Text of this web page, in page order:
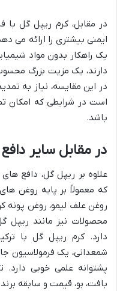
ایمنی بیشتری را ارائه می
دارند، یک مزیت بزرگ
است در شرایطی که امکان
باشد.
در مقابل سایر
علاوه بر ریپل گل، دافع
که معمولاً بر پایه روغن
روغن علف لیمو، روغن پونه
محصولات نیز مانند ریپل
دارد. کرم ریپل گل با
شمعدانی، یک فرمولاسیون
پشتوانه علمی خوبی
بافت، بو، قیمت و سابقه